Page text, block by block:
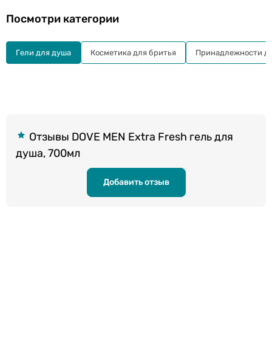
Отзывы DOVE MEN Extra Fresh гель для
душа, 700мл
Добавить отзыв
Посмотри категории
Гели для душа Косметика для бритья Принадлежности